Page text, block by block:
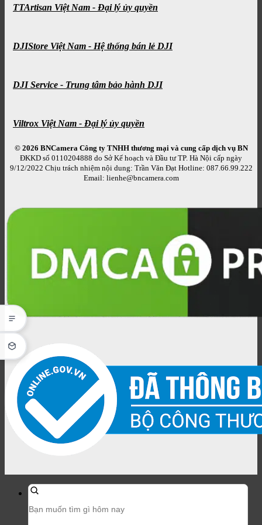
TTArtisan Việt Nam - Đại lý ủy quyền
DJIStore Việt Nam - Hệ thống bán lẻ DJI
DJI Service - Trung tâm bảo hành DJI
Viltrox Việt Nam - Đại lý ủy quyền
© 2026 BNCamera Công ty TNHH thương mại và cung cấp dịch vụ BN
ĐKKD số 0110204888 do Sở Kế hoạch và Đầu tư TP. Hà Nội cấp ngày
9/12/2022 Chịu trách nhiệm nội dung: Trần Văn Đạt Hotline: 087.66.99.222
Email: lienhe@bncamera.com
kiếm